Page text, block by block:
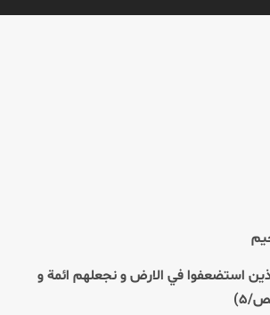
استضعفوا في الارض و نجعلهم ائمة و
۵)